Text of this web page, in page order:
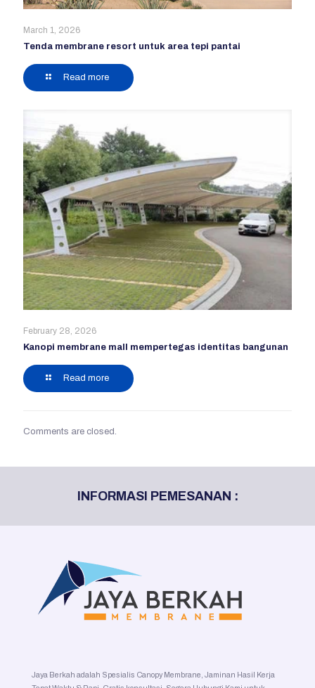
March 1, 2026
Tenda membrane resort untuk area tepi pantai
Read more
February 28, 2026
Kanopi membrane mall mempertegas identitas bangunan
Read more
Comments are closed.
INFORMASI PEMESANAN :
Jaya Berkah adalah Spesialis Canopy Membrane, Jaminan Hasil Kerja